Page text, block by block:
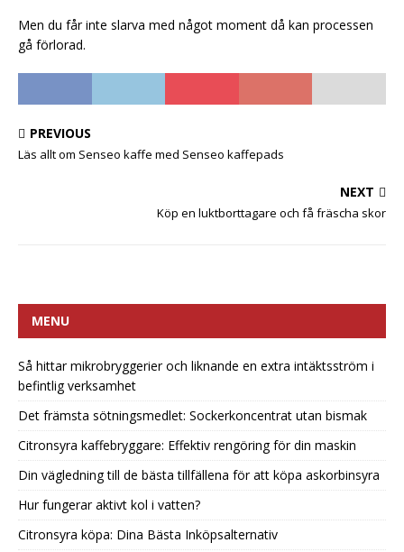
Men du får inte slarva med något moment då kan processen
gå förlorad.
PREVIOUS
Läs allt om Senseo kaffe med Senseo kaffepads
NEXT
Köp en luktborttagare och få fräscha skor
MENU
Så hittar mikrobryggerier och liknande en extra intäktsström i
befintlig verksamhet
Det främsta sötningsmedlet: Sockerkoncentrat utan bismak
Citronsyra kaffebryggare: Effektiv rengöring för din maskin
Din vägledning till de bästa tillfällena för att köpa askorbinsyra
Hur fungerar aktivt kol i vatten?
Citronsyra köpa: Dina Bästa Inköpsalternativ